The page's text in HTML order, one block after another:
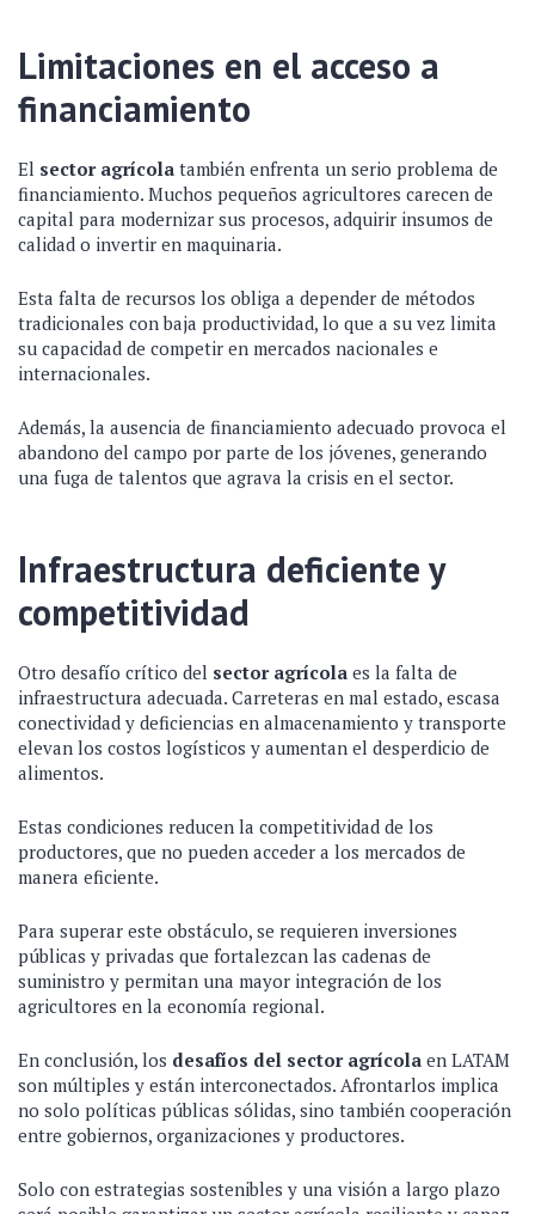
Limitaciones en el acceso a
financiamiento
El sector agrícola también enfrenta un serio problema de
financiamiento. Muchos pequeños agricultores carecen de
capital para modernizar sus procesos, adquirir insumos de
calidad o invertir en maquinaria.
Esta falta de recursos los obliga a depender de métodos
tradicionales con baja productividad, lo que a su vez limita
su capacidad de competir en mercados nacionales e
internacionales.
Además, la ausencia de financiamiento adecuado provoca el
abandono del campo por parte de los jóvenes, generando
una fuga de talentos que agrava la crisis en el sector.
Infraestructura deficiente y
competitividad
Otro desafío crítico del sector agrícola es la falta de
infraestructura adecuada. Carreteras en mal estado, escasa
conectividad y deficiencias en almacenamiento y transporte
elevan los costos logísticos y aumentan el desperdicio de
alimentos.
Estas condiciones reducen la competitividad de los
productores, que no pueden acceder a los mercados de
manera eficiente.
Para superar este obstáculo, se requieren inversiones
públicas y privadas que fortalezcan las cadenas de
suministro y permitan una mayor integración de los
agricultores en la economía regional.
En conclusión, los desafíos del sector agrícola en LATAM
son múltiples y están interconectados. Afrontarlos implica
no solo políticas públicas sólidas, sino también cooperación
entre gobiernos, organizaciones y productores.
Solo con estrategias sostenibles y una visión a largo plazo